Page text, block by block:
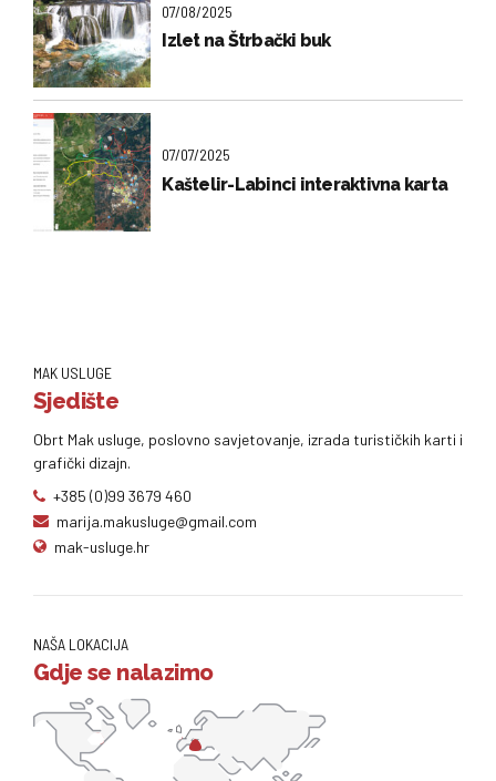
07/08/2025
Izlet na Štrbački buk
07/07/2025
Kaštelir-Labinci interaktivna karta
MAK USLUGE
Sjedište
Obrt Mak usluge, poslovno savjetovanje, izrada turističkih karti i
grafički dizajn.
+385 (0)99 3679 460
marija.makusluge@gmail.com
mak-usluge.hr
NAŠA LOKACIJA
Gdje se nalazimo